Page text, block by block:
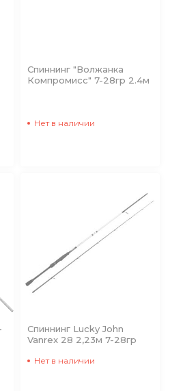
Спиннинг "Волжанка
Компромисс" 7-28гр 2.4м
Нет в наличии
Спиннинг Lucky John
Vanrex 28 2,23м 7-28гр
Нет в наличии